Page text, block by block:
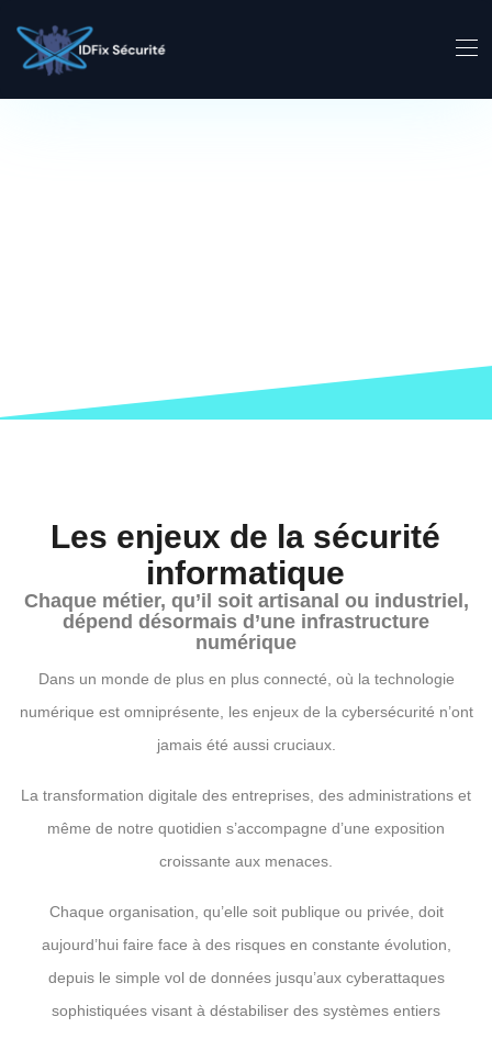
Les enjeux de la sécurité
informatique
Chaque métier, qu’il soit artisanal ou industriel,
dépend désormais d’une infrastructure
numérique
Dans un monde de plus en plus connecté, où la technologie
numérique est omniprésente, les enjeux de la cybersécurité n’ont
jamais été aussi cruciaux.
La transformation digitale des entreprises, des administrations et
même de notre quotidien s’accompagne d’une exposition
croissante aux menaces.
Chaque organisation, qu’elle soit publique ou privée, doit
aujourd’hui faire face à des risques en constante évolution,
depuis le simple vol de données jusqu’aux cyberattaques
sophistiquées visant à déstabiliser des systèmes entiers